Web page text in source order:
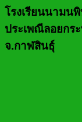
โรงเรียนนามน
ประเพณีลอยกร
จ.กาฬสินธุ์